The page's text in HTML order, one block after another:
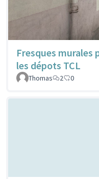
Fresques murales
les dépots TCL
Thomas
2 0